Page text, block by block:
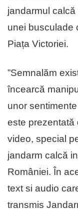
jandarmul calcă
unei busculade
Piața Victoriei.
”Semnalăm
încearcă
unor
este prezentată
video, special
jandarm calcă
României. În
text si audio
transmis